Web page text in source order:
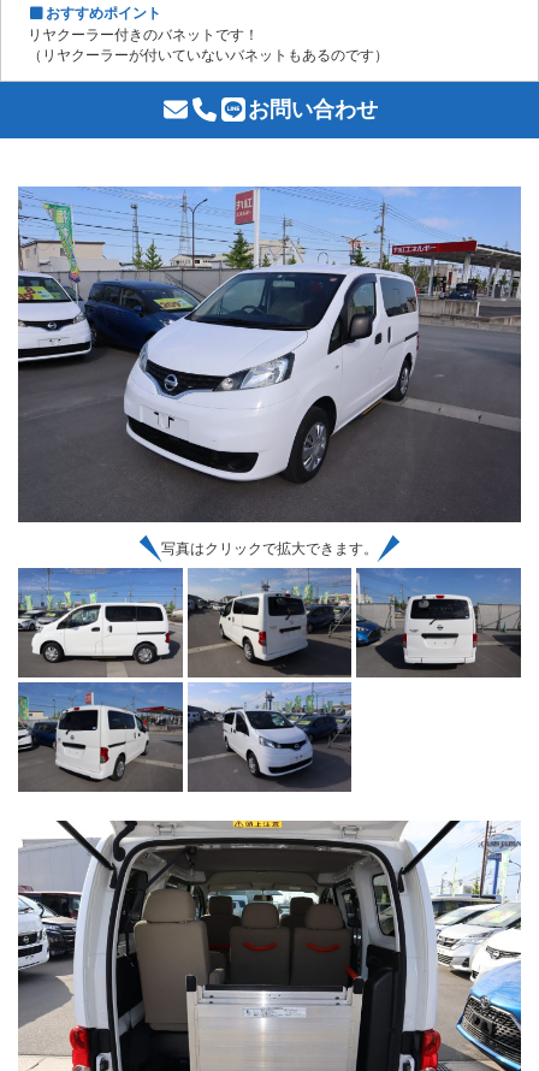
おすすめポイント
リヤクーラー付きのバネットです！
（リヤクーラーが付いていないバネットもあるのです）
お問い合わせ
写真はクリックで拡大できます。